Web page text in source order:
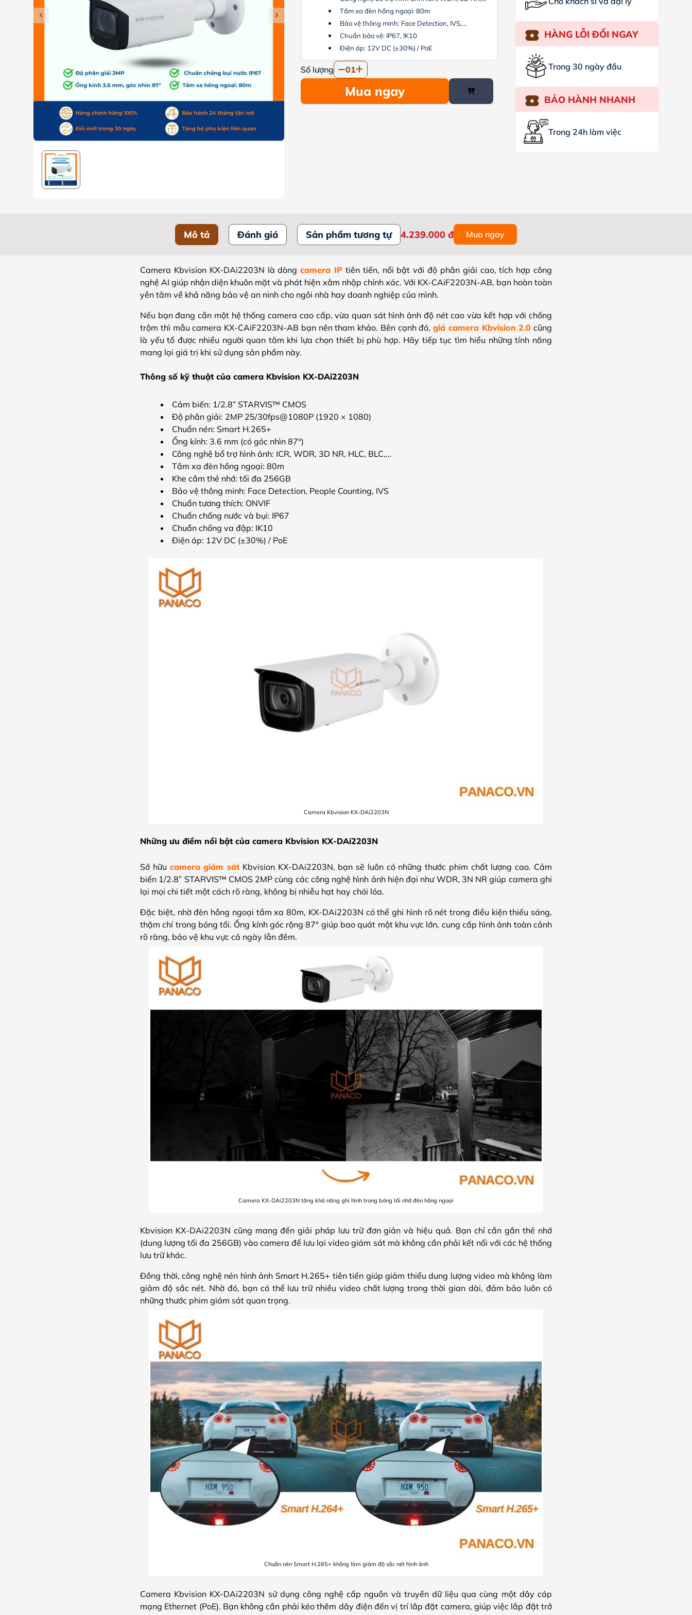
Tầm xa đèn hồng ngoại: 80m
Bảo vệ thông minh: Face Detection, IVS,...
Chuẩn bảo vệ: IP67, IK10
Điện áp: 12V DC (±30%) / PoE
Số lượng 01
Mua ngay
HÀNG LỖI ĐỔI NGAY
Trong 30 ngày đầu
BẢO HÀNH NHANH
Trong 24h làm việc
Mô tả Đánh giá Sản phẩm tương tự 4.239.000 đ Mua ngay
Camera Kbvision KX-DAi2203N là dòngcamera IP tiên tiến, nổi bật với độ phân giải cao, tích hợp công
nghệ AI giúp nhận diện khuôn mặt và phát hiện xâm nhập chính xác. Với KX-CAiF2203N-AB, bạn hoàn toàn
yên tâm về khả năng bảo vệ an ninh cho ngôi nhà hay doanh nghiệp của mình.
Nếu bạn đang cần một hệ thống camera cao cấp, vừa quan sát hình ảnh độ nét cao vừa kết hợp với chống
trộm thì mẫu camera KX-CAiF2203N-AB bạn nên tham khảo. Bên cạnh đó, giá camera Kbvision 2.0 cũng
là yếu tố được nhiều người quan tâm khi lựa chọn thiết bị phù hợp. Hãy tiếp tục tìm hiểu những tính năng
mang lại giá trị khi sử dụng sản phẩm này.
Thông số kỹ thuật của camera Kbvision KX-DAi2203N
Cảm biến: 1/2.8” STARVIS™ CMOS
Độ phân giải: 2MP 25/30fps@1080P (1920 × 1080)
Chuẩn nén: Smart H.265+
Ống kính: 3.6 mm (có góc nhìn 87°)
Công nghệ bổ trợ hình ảnh: ICR, WDR, 3D NR, HLC, BLC,…
Tầm xa đèn hồng ngoại: 80m
Khe cắm thẻ nhớ: tối đa 256GB
Bảo vệ thông minh: Face Detection, People Counting, IVS
Chuẩn tương thích: ONVIF
Chuẩn chống nước và bụi: IP67
Chuẩn chống va đập: IK10
Điện áp: 12V DC (±30%) / PoE
Camera Kbvision KX-DAi2203N
Những ưu điểm nổi bật của camera Kbvision KX-DAi2203N
Sở hữu camera giám sát Kbvision KX-DAi2203N, bạn sẽ luôn có những thước phim chất lượng cao. Cảm
biến 1/2.8” STARVIS™ CMOS 2MP cùng các công nghệ hình ảnh hiện đại như WDR, 3N NR giúp camera ghi
lại mọi chi tiết một cách rõ ràng, không bị nhiễu hạt hay chói lóa.
Đặc biệt, nhờ đèn hồng ngoại tầm xa 80m, KX-DAi2203N có thể ghi hình rõ nét trong điều kiện thiếu sáng,
thậm chí trong bóng tối. Ống kính góc rộng 87° giúp bao quát một khu vực lớn, cung cấp hình ảnh toàn cảnh
rõ ràng, bảo vệ khu vực cả ngày lẫn đêm.
Camera KX-DAi2203N tăng khả năng ghi hình trong bóng tối nhờ đèn hồng ngoại
Kbvision KX-DAi2203N cũng mang đến giải pháp lưu trữ đơn giản và hiệu quả. Bạn chỉ cần gắn thẻ nhớ
(dung lượng tối đa 256GB) vào camera để lưu lại video giám sát mà không cần phải kết nối với các hệ thống
lưu trữ khác.
Đồng thời, công nghệ nén hình ảnh Smart H.265+ tiên tiến giúp giảm thiểu dung lượng video mà không làm
giảm độ sắc nét. Nhờ đó, bạn có thể lưu trữ nhiều video chất lượng trong thời gian dài, đảm bảo luôn có
những thước phim giám sát quan trọng.
Chuẩn nén Smart H.265+ không làm giảm độ sắc nét hình ảnh
Camera Kbvision KX-DAi2203N sử dụng công nghệ cấp nguồn và truyền dữ liệu qua cùng một dây cáp
mạng Ethernet (PoE). Bạn không cần phải kéo thêm dây điện đến vị trí lắp đặt camera, giúp việc lắp đặt trở